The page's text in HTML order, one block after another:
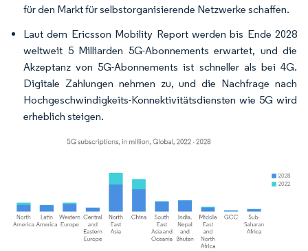
für den Markt für selbstorganisierende Netzwerke schaffen.
Laut dem Ericsson Mobility Report werden bis Ende 2028
weltweit 5 Milliarden 5G-Abonnements erwartet, und die
Akzeptanz von 5G-Abonnements ist schneller als bei 4G.
Digitale Zahlungen nehmen zu, und die Nachfrage nach
Hochgeschwindigkeits-Konnektivitätsdiensten wie 5G wird
erheblich steigen.